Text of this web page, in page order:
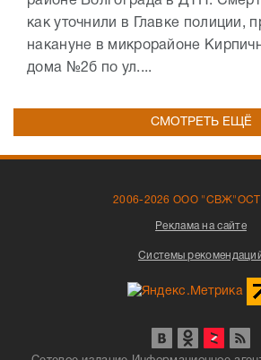
как уточнили в Главке полиции,
накануне в микрорайоне
дома №2б по ул....
СМОТРЕТЬ ЕЩЁ
2006-2026 ООО
Реклама на сайте
Системы